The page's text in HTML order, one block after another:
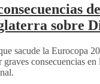
sobre
sacude la Eurocopa
consecuencias